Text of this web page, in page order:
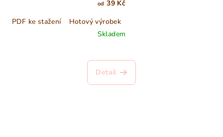
od 39 Kč
PDF ke stažení
Hotový výrobek
Skladem
Detail